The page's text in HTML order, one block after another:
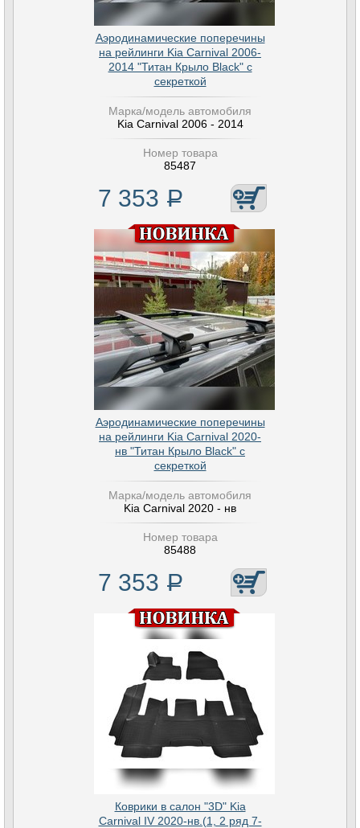
Аэродинамические поперечины
на рейлинги Kia Carnival 2006-
2014 "Титан Крыло Black" с
секреткой
Марка/модель автомобиля
Kia Carnival 2006 - 2014
Номер товара
85487
7 353 Р
Аэродинамические поперечины
на рейлинги Kia Carnival 2020-
нв "Титан Крыло Black" с
секреткой
Марка/модель автомобиля
Kia Carnival 2020 - нв
Номер товара
85488
7 353 Р
Коврики в салон "3D" Kia
Carnival IV 2020-нв.(1, 2 ряд 7-